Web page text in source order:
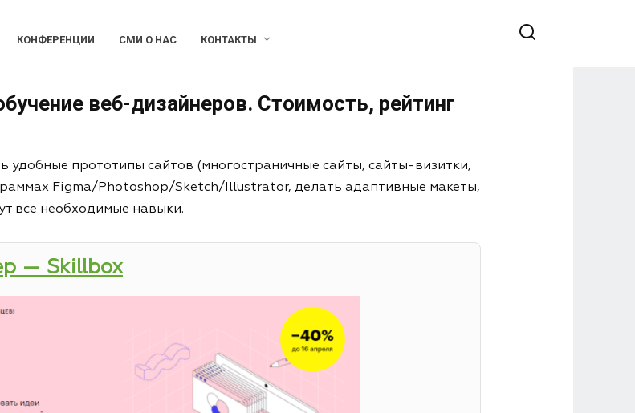
КОНФЕРЕНЦИИ СМИ О НАС КОНТАКТЫ
веб-дизайнеров. Стоимость, рейтинг
удобные прототипы сайтов (многостраничные сайты, сайты-визитки,
Figma/Photoshop/Sketch/Illustrator, делать адаптивные макеты,
все необходимые навыки.
— Skillbox